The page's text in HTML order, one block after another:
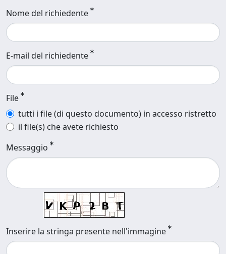
Nome del richiedente
E-mail del richiedente
File
tutti i file (di questo documento) in accesso ristretto
il file(s) che avete richiesto
Messaggio
Inserire la stringa presente nell'immagine